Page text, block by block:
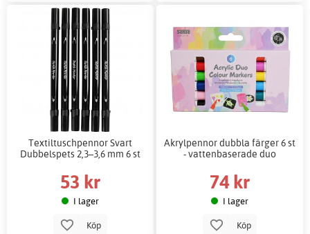
Textiltuschpennor Svart
Dubbelspets 2,3–3,6 mm 6 st
53 kr
I lager
Köp
Akrylpennor dubbla färger 6 st
- vattenbaserade duo
74 kr
I lager
Köp